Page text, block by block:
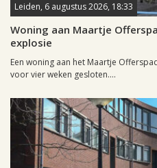
Leiden, 6 augustus 2026, 18:33
Woning aan Maartje
explosie
Een woning aan het Maartje
voor vier weken gesloten....